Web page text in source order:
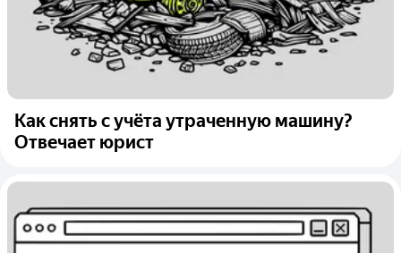
Как снять с учёта утраченную машину?
Отвечает юрист